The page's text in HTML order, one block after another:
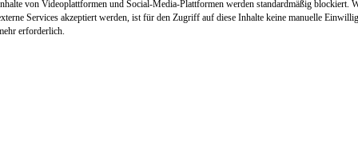
und Nachhaltigkeit
von Videoplattformen und Social-Media-Plattformen werden standardmäßig blockiert.
Services akzeptiert werden, ist für den Zugriff auf diese Inhalte keine manuelle
erforderlich.